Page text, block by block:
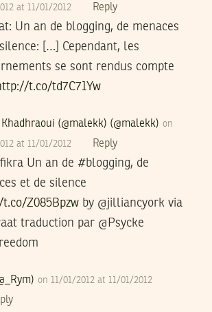
at 11/01/2012 Reply
Un an de blogging, de menaces
[…] Cependant, les
se sont rendus compte
t.co/td7C71Yw
(@malekk) (@malekk) on
at 11/01/2012 Reply
Un an de #blogging, de
et de silence
Z085Bpzw by @jilliancyork via
traduction par @Psycke
on 11/01/2012 at 11/01/2012